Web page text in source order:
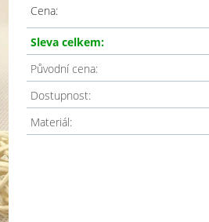
Cena:
Sleva celkem:
Původní cena:
Dostupnost:
Materiál: